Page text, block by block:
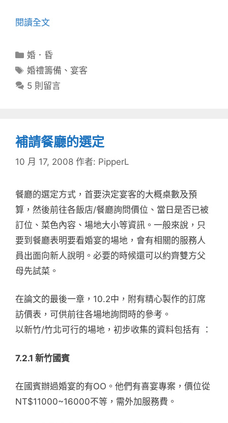
閱讀全文
分
類
婚．昏
標
籤
婚禮籌備 、 宴客
5 則留言
補請餐廳的選定
10 月 17, 2008 作者: PipperL
餐廳的選定方式，首要決定宴客的大概桌數及預
算，然後前往各飯店/餐廳詢問價位、當日是否已被
訂位、菜色內容、場地大小等資訊。一般來說，只
要到餐廳表明要看婚宴的場地，會有相關的服務人
員出面向新人說明。必要的時候還可以約齊雙方父
母先試菜。
在論文的最後一章，10.2中，附有精心製作的訂席
訪價表，可供前往各場地詢問時的參考。
以新竹/竹北可行的場地，初步收集的資料包括有 ：
7.2.1 新竹國賓
在國賓辦過婚宴的有OO。他們有喜宴專案，價位從
NT$11000~16000不等，需外加服務費。